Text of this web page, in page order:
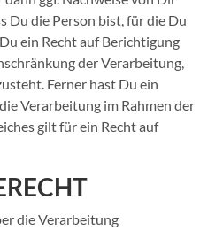
Du die Person bist, für die Du
ein Recht auf Berichtigung
der Verarbeitung,
Ferner hast Du ein
Verarbeitung im Rahmen der
gilt für ein Recht auf
die Verarbeitung